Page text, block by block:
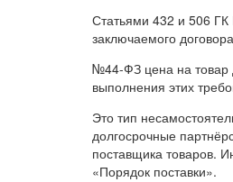
Статьями 432 и 506 ГК
заключаемого
№44-ФЗ цена на товар
выполнения этих
Это тип
долгосрочные
поставщика товаров.
«Порядок поставки».